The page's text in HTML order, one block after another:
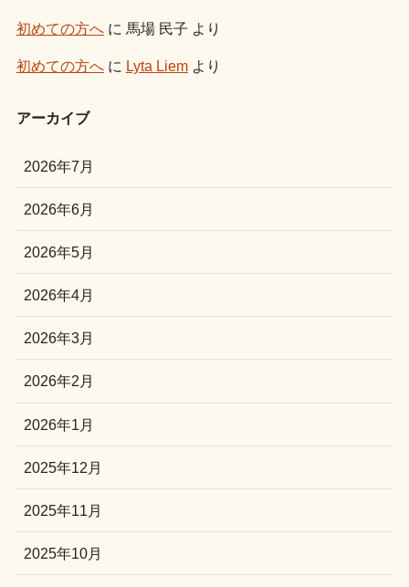
初めての方へに 馬場 民子 より
初めての方へに Lyta Liemより
アーカイブ
2026年7月
2026年6月
2026年5月
2026年4月
2026年3月
2026年2月
2026年1月
2025年12月
2025年11月
2025年10月